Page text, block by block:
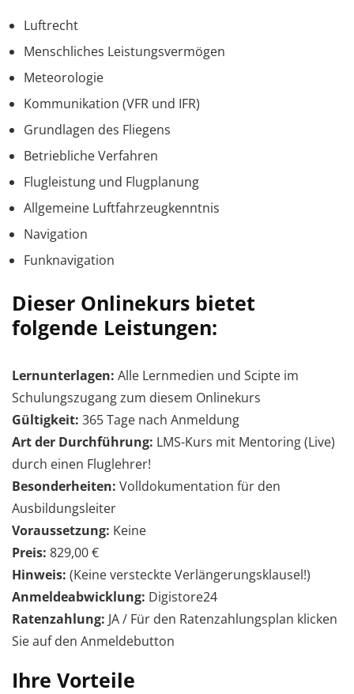
Luftrecht
Menschliches Leistungsvermögen
Meteorologie
Kommunikation (VFR und IFR)
Grundlagen des Fliegens
Betriebliche Verfahren
Flugleistung und Flugplanung
Allgemeine Luftfahrzeugkenntnis
Navigation
Funknavigation
Dieser Onlinekurs bietet
folgende Leistungen:
Lernunterlagen: Alle Lernmedien und Scipte im
Schulungszugang zum diesem Onlinekurs
Gültigkeit: 365 Tage nach Anmeldung
Art der Durchführung: LMS-Kurs mit Mentoring (Live)
durch einen Fluglehrer!
Besonderheiten: Volldokumentation für den
Ausbildungsleiter
Voraussetzung: Keine
Preis: 829,00 €
Hinweis: (Keine versteckte Verlängerungsklausel!)
Anmeldeabwicklung: Digistore24
Ratenzahlung: JA / Für den Ratenzahlungsplan klicken
Sie auf den Anmeldebutton
Ihre Vorteile